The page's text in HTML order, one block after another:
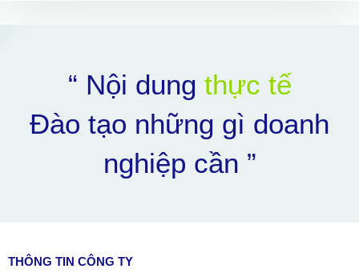
“ Nội dung thực tế
Đào tạo những gì doanh
nghiệp cần ”
THÔNG TIN CÔNG TY
HOÀN THÀNH
Đăng ký tư vấn trực tiếp 24/7: